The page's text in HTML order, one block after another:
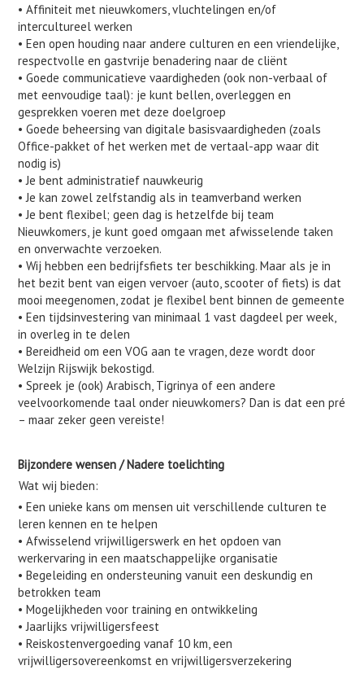
• Affiniteit met nieuwkomers, vluchtelingen en/of
intercultureel werken
• Een open houding naar andere culturen en een vriendelijke,
respectvolle en gastvrije benadering naar de cliënt
• Goede communicatieve vaardigheden (ook non-verbaal of
met eenvoudige taal): je kunt bellen, overleggen en
gesprekken voeren met deze doelgroep
• Goede beheersing van digitale basisvaardigheden (zoals
Office-pakket of het werken met de vertaal-app waar dit
nodig is)
• Je bent administratief nauwkeurig
• Je kan zowel zelfstandig als in teamverband werken
• Je bent flexibel; geen dag is hetzelfde bij team
Nieuwkomers, je kunt goed omgaan met afwisselende taken
en onverwachte verzoeken.
• Wij hebben een bedrijfsfiets ter beschikking. Maar als je in
het bezit bent van eigen vervoer (auto, scooter of fiets) is dat
mooi meegenomen, zodat je flexibel bent binnen de gemeente
• Een tijdsinvestering van minimaal 1 vast dagdeel per week,
in overleg in te delen
• Bereidheid om een VOG aan te vragen, deze wordt door
Welzijn Rijswijk bekostigd.
• Spreek je (ook) Arabisch, Tigrinya of een andere
veelvoorkomende taal onder nieuwkomers? Dan is dat een pré
– maar zeker geen vereiste!
Bijzondere wensen / Nadere toelichting
Wat wij bieden:
• Een unieke kans om mensen uit verschillende culturen te
leren kennen en te helpen
• Afwisselend vrijwilligerswerk en het opdoen van
werkervaring in een maatschappelijke organisatie
• Begeleiding en ondersteuning vanuit een deskundig en
betrokken team
• Mogelijkheden voor training en ontwikkeling
• Jaarlijks vrijwilligersfeest
• Reiskostenvergoeding vanaf 10 km, een
vrijwilligersovereenkomst en vrijwilligersverzekering